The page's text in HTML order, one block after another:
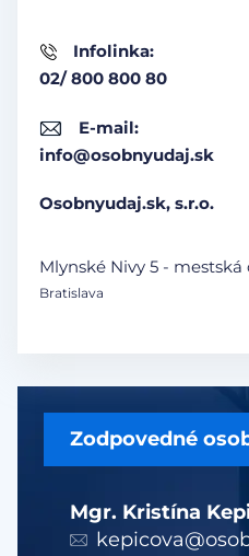
Zodpovedné
Mgr. Kristína
Infolinka:
02/ 800 800 80
E-mail:
info@osobnyudaj.sk
Osobnyudaj.sk, s.r.o.
Mlynské Nivy 5 - mestská
Bratislava